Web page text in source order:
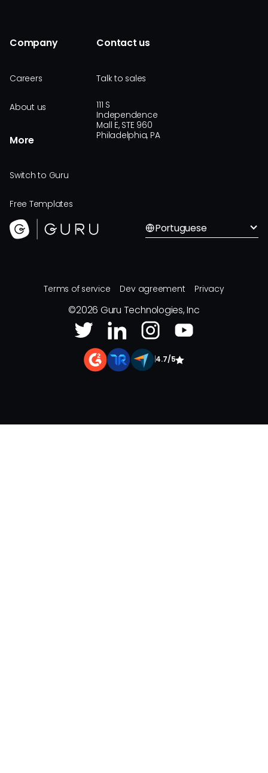
Company
Careers
About us
More
Switch to Guru
Free Templates
Contact us
Talk to sales
111 S
Independence
Mall E, STE 960
Philadelphia, PA
Portuguese
Terms of service Dev agreement Privacy
©2026 Guru Technologies, Inc
4.7/5